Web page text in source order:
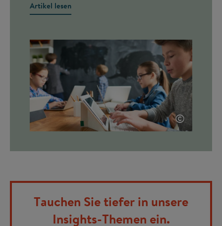
Artikel lesen
©
Tauchen Sie tiefer in unsere
Insights-Themen ein.